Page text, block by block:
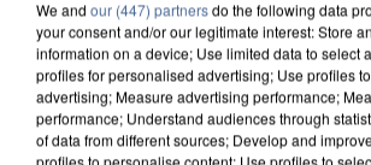
We and our (447) partnersdo the following data
your consent and/or our legitimate interest: Store
information on a device; Use limited data to select
profiles for personalised advertising; Use profiles
advertising; Measure advertising performance;
performance; Understand audiences through
of data from different sources; Develop and
profiles to personalise content; Use profiles to